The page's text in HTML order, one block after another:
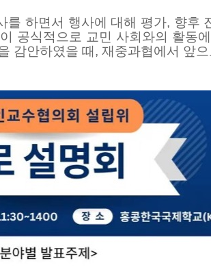
를 하면서 행사에 대해 평가, 향후
공식적으로 교민 사회와의 활동
감안하였을 때, 재중과협에서 앞